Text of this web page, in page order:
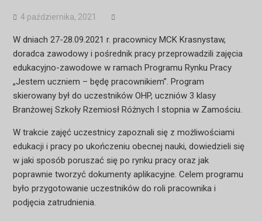
4 października, 2021
W dniach 27-28.09.2021 r. pracownicy MCK Krasnystaw,
doradca zawodowy i pośrednik pracy przeprowadzili zajęcia
edukacyjno-zawodowe w ramach Programu Rynku Pracy
„Jestem uczniem – będę pracownikiem”. Program
skierowany był do uczestników OHP, uczniów 3 klasy
Branżowej Szkoły Rzemiosł Różnych I stopnia w Zamościu.
W trakcie zajęć uczestnicy zapoznali się z możliwościami
edukacji i pracy po ukończeniu obecnej nauki, dowiedzieli się
w jaki sposób poruszać się po rynku pracy oraz jak
poprawnie tworzyć dokumenty aplikacyjne. Celem programu
było przygotowanie uczestników do roli pracownika i
podjęcia zatrudnienia.